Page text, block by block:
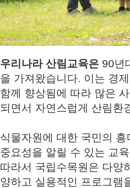
우리나라 산림교육은 90년
을 가져왔습니다. 이는 경
함께 향상됨에 따라 많은
되면서 자연스럽게 산림환
식물자원에 대한 국민의
중요성을 알릴 수 있는 교
따라서 국립수목원은 다양
양하고 실용적인 프로그램